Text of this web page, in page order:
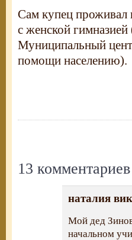
Сам купец
с женской
Муниципальный
помощи населению).
13 комментариев
наталия
Мой дед
начальном